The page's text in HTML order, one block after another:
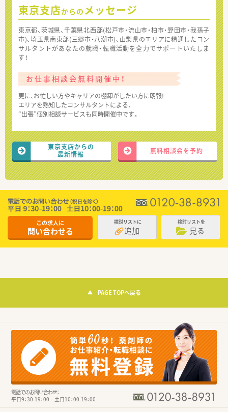
東京支店からの メッセージ
東京都、茨城県、千葉県北西部(松戸市・流山市・柏市・野田市・我孫子
市)、埼玉県南東部(三郷市・八潮市)、山梨県のエリアに精通したコン
サルタントがあなたの就職・転職活動を全力でサポートいたしま
す！
お仕事相談会無料開催中！
更に、お忙しい方やキャリアの棚卸がしたい方に朗報!
エリアを熟知したコンサルタントによる、
“出張”個別相談サービスも同時開催中です。
東京支店からの
最新情報
無料相談会を予約
この求人に
問い合わせる
検討リストに
追加
検討リストを
見る
PAGE TOPへ戻る
電話でのお問い合わせ：
平日9：30-19：00 土日10：00-19：00